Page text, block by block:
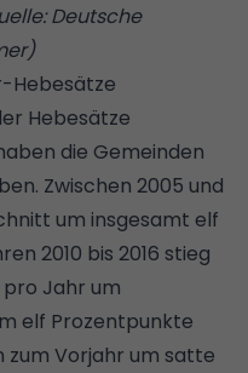
Deutsche
Hebesätze
Hebesätze
die Gemeinden
Zwischen 2005 und
um insgesamt elf
2010 bis 2016 stieg
Jahr um
elf Prozentpunkte
zum Vorjahr um satte